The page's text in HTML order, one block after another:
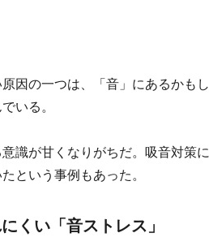
因の一つは、「音」にあるかもし
いる。
識が甘くなりがちだ。吸音対策に
という事例もあった。
くい「音ストレス」